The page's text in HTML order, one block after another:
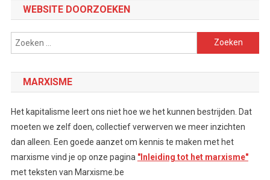
WEBSITE DOORZOEKEN
Zoeken
naar:
MARXISME
Het kapitalisme leert ons niet hoe we het kunnen bestrijden. Dat
moeten we zelf doen, collectief verwerven we meer inzichten
dan alleen. Een goede aanzet om kennis te maken met het
marxisme vind je op onze pagina "Inleiding tot het marxisme"
met teksten van Marxisme.be